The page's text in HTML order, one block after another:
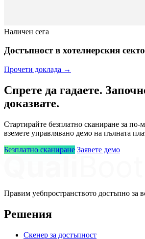
Наличен сега
Достъпност в хотелиерския
Прочети доклада →
Спрете да гадаете.
доказвате.
Стартирайте безплатно сканиране за по-
вземете управлявано демо на пълната
Безплатно сканиране Заявете демо
Правим уебпространството достъпно за
Решения
Скенер за достъпност